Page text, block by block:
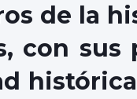
de la
con sus